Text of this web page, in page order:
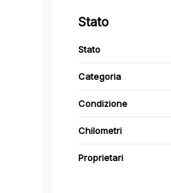
Stato
Stato
Categoria
Condizione
Chilometri
Proprietari